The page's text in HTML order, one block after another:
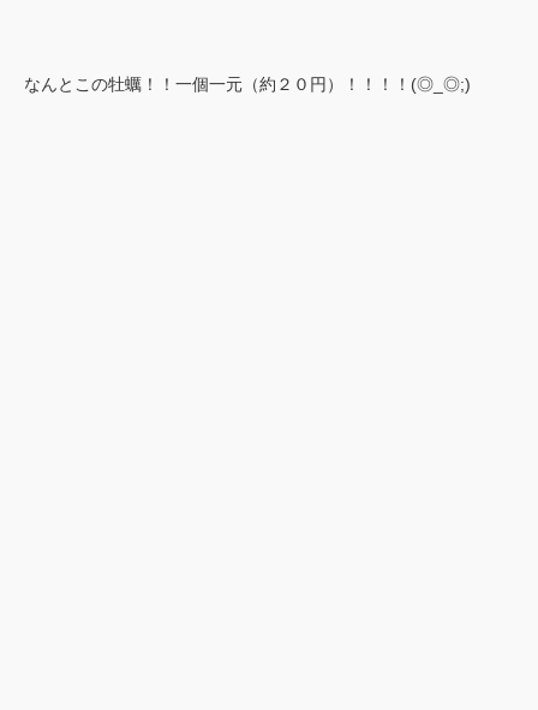
なんとこの牡蠣！！一個一元（約２０円）！！！！(◎_◎;)